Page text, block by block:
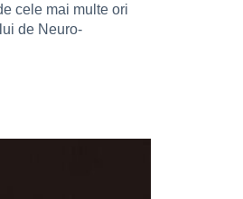
cele mai multe ori
de Neuro-